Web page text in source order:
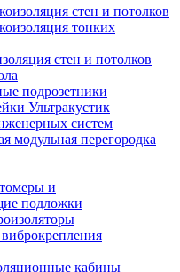
стен и потолков
тонких
стен и потолков
подрозетники
Ультракустик
систем
модульная перегородка
и
подложки
кабины